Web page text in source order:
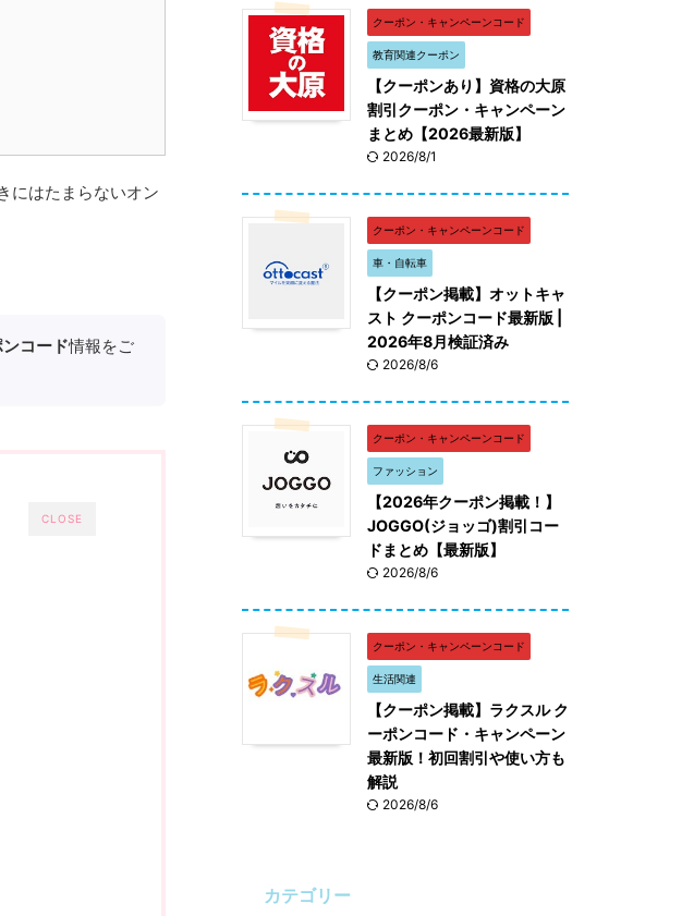
にはたまらないオン
コード情報をご
CLOSE
クーポン・キャンペーンコード
教育関連クーポン
【クーポンあり】資格の大原
割引クーポン・キャンペーン
まとめ【2026最新版】
2026/8/1
クーポン・キャンペーンコード
車・自転車
【クーポン掲載】オットキャ
スト クーポンコード最新版 |
2026年8月検証済み
2026/8/6
クーポン・キャンペーンコード
ファッション
【2026年クーポン掲載！】
JOGGO(ジョッゴ)割引コー
ドまとめ【最新版】
2026/8/6
クーポン・キャンペーンコード
生活関連
【クーポン掲載】ラクスル ク
ーポンコード・キャンペーン
最新版！初回割引や使い方も
解説
2026/8/6
カテゴリー